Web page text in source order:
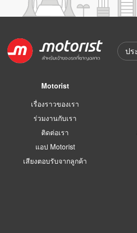
Motorist
เรื่องราวของเรา
ร่วมงานกับเรา
ติดต่อเรา
แอป Motorist
เสียงตอบรับจากลูกค้า